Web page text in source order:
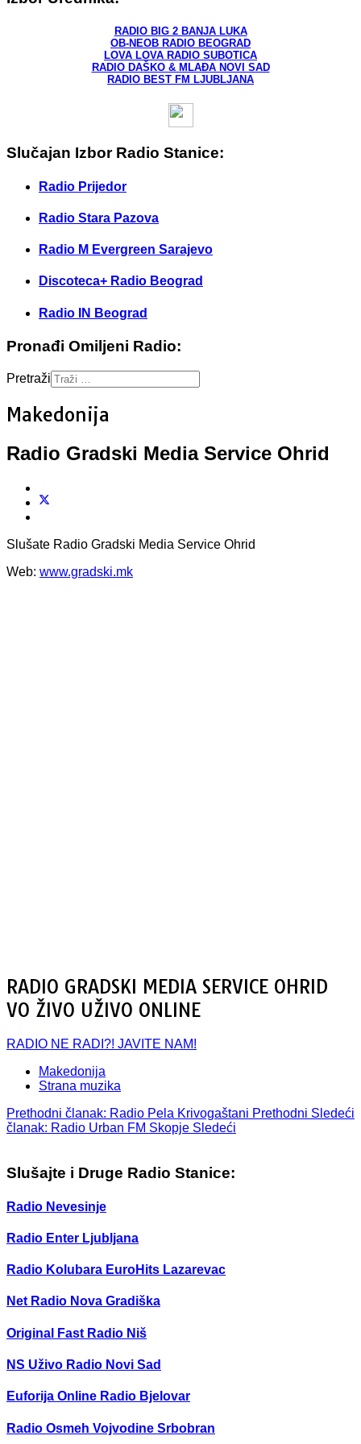
RADIO BIG 2 BANJA LUKA
OB-NEOB RADIO BEOGRAD
LOVA LOVA RADIO SUBOTICA
RADIO DAŠKO & MLAĐA NOVI SAD
RADIO BEST FM LJUBLJANA
Slučajan Izbor Radio Stanice:
Radio Prijedor
Radio Stara Pazova
Radio M Evergreen Sarajevo
Discoteca+ Radio Beograd
Radio IN Beograd
Pronađi Omiljeni Radio:
Pretraži
Makedonija
Radio Gradski Media Service Ohrid
Slušate Radio Gradski Media Service Ohrid
Web: www.gradski.mk
RADIO GRADSKI MEDIA SERVICE OHRID
VO ŽIVO UŽIVO ONLINE
RADIO NE RADI?! JAVITE NAM!
Makedonija
Strana muzika
Prethodni članak: Radio Pela Krivogaštani Prethodni Sledeći
članak: Radio Urban FM Skopje Sledeći
Slušajte i Druge Radio Stanice:
Radio Nevesinje
Radio Enter Ljubljana
Radio Kolubara EuroHits Lazarevac
Net Radio Nova Gradiška
Original Fast Radio Niš
NS Uživo Radio Novi Sad
Euforija Online Radio Bjelovar
Radio Osmeh Vojvodine Srbobran